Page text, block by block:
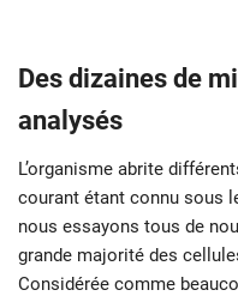
Des dizaines de
analysés
L’organisme abrite
courant étant connu sous
nous essayons tous de
grande majorité des
Considérée comme